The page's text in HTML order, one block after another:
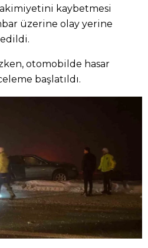
kaybetmesi
üzerine olay yerine
otomobilde hasar
başlatıldı.